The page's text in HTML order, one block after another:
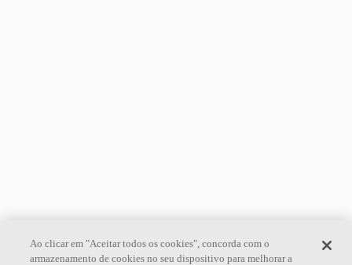
Ao clicar em "Aceitar todos os cookies", concorda com o
armazenamento de cookies no seu dispositivo para melhorar a